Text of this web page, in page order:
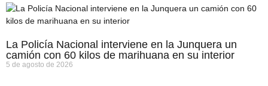
La Policía Nacional interviene en la Junquera un
camión con 60 kilos de marihuana en su interior
5 de agosto de 2026